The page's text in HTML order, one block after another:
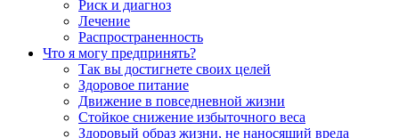
Риск и диагноз
Лечение
Распространенность
Что я могу предпринять?
Так вы достигнете своих целей
Здоровое питание
Движение в повседневной жизни
Стойкое снижение избыточного веса
Здоровый образ жизни, не наносящий вреда